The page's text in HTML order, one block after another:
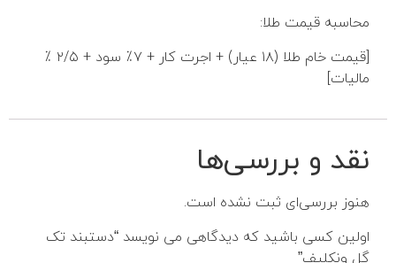
محاسبه قیمت طلا:
[قیمت خام طلا (۱۸ عیار) + اجرت کار + ۷٪ سود + ۲/۵ ٪
مالیات]
نقد و بررسی‌ها
هنوز بررسی‌ای ثبت نشده است.
اولین کسی باشید که دیدگاهی می نویسد “دستبند تک
گل ونکلیف”